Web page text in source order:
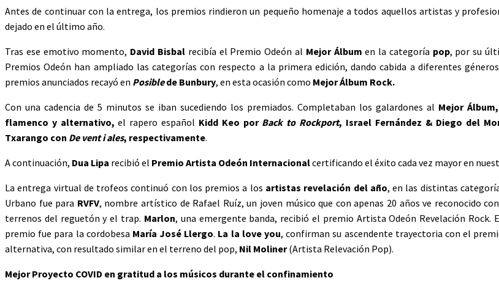
Antes de continuar con la entrega, los premios rindieron un pequeño homenaje a todos aquellos artistas y
dejado en el último año.
Tras ese emotivo momento, David Bisbal recibía el Premio Odeón al Mejor Álbumen la categoría pop, por su
Premios Odeón han ampliado las categorías con respecto a la primera edición, dando cabida a diferentes
premios anunciados recayó en Posiblede Bunbury, en esta ocasión como Mejor Álbum Rock.
Con una cadencia de 5 minutos se iban sucediendo los premiados. Completaban los galardones al Mejor Álbum,
flamenco y alternativo,el rapero español Kidd Keo por Back to Rockport, Israel Fernández & Diego del
Txarango con De vent i ales, respectivamente.
A continuación, Dua Lipa recibió el Premio Artista Odeón Internacionalcertificando el éxito cada vez mayor en
La entrega virtual de trofeos continuó con los premios a los artistas revelación del año, en las distintas
Urbano fue para RVFV, nombre artístico de Rafael Ruíz, un joven músico que con apenas 20 años ve reconocido
terrenos del reguetón y el trap. Marlon, una emergente banda, recibió el premio Artista Odeón Revelación Rock.
premio fue para la cordobesa María José Llergo. La la love you, confirman su ascendente trayectoria con el
alternativa, con resultado similar en el terreno del pop, Nil Moliner(Artista Relevación Pop).
Mejor Proyecto COVID en gratitud a los músicos durante el confinamiento